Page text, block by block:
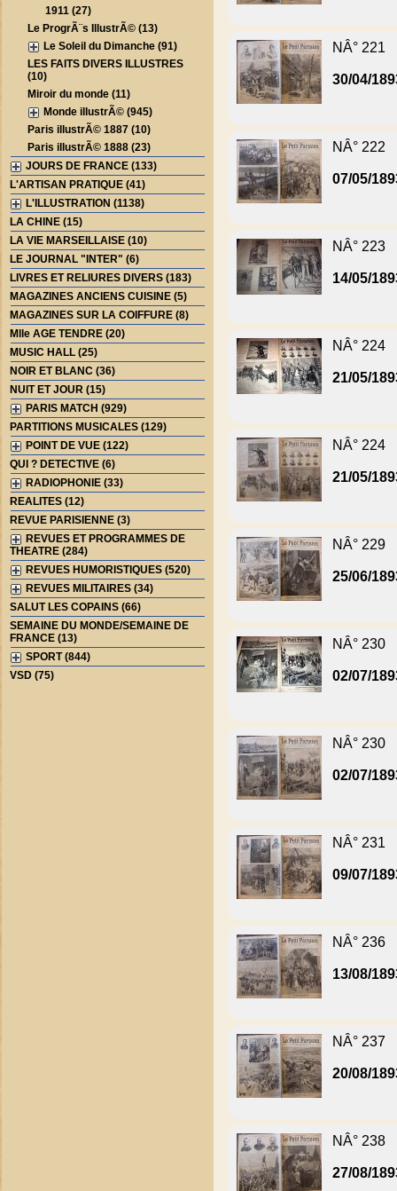
1911 (27)
Le ProgrÃ¨s IllustrÃ© (13)
Le Soleil du Dimanche (91)
LES FAITS DIVERS ILLUSTRES
(10)
Miroir du monde (11)
Monde illustrÃ© (945)
Paris illustrÃ© 1887 (10)
Paris illustrÃ© 1888 (23)
JOURS DE FRANCE (133)
L'ARTISAN PRATIQUE (41)
L'ILLUSTRATION (1138)
LA CHINE (15)
LA VIE MARSEILLAISE (10)
LE JOURNAL "INTER" (6)
LIVRES ET RELIURES DIVERS (183)
MAGAZINES ANCIENS CUISINE (5)
MAGAZINES SUR LA COIFFURE (8)
Mlle AGE TENDRE (20)
MUSIC HALL (25)
NOIR ET BLANC (36)
NUIT ET JOUR (15)
PARIS MATCH (929)
PARTITIONS MUSICALES (129)
POINT DE VUE (122)
QUI ? DETECTIVE (6)
RADIOPHONIE (33)
REALITES (12)
REVUE PARISIENNE (3)
REVUES ET PROGRAMMES DE
THEATRE (284)
REVUES HUMORISTIQUES (520)
REVUES MILITAIRES (34)
SALUT LES COPAINS (66)
SEMAINE DU MONDE/SEMAINE DE
FRANCE (13)
SPORT (844)
VSD (75)
NÂ° 221
30/04/
NÂ° 222
07/05/
NÂ° 223
14/05/
NÂ° 224
21/05/
NÂ° 224
21/05/
NÂ° 229
25/06/
NÂ° 230
02/07/
NÂ° 230
02/07/
NÂ° 231
09/07/
NÂ° 236
13/08/
NÂ° 237
20/08/
NÂ° 238
27/08/